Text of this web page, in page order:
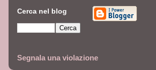
Cerca nel blog
Segnala una violazione